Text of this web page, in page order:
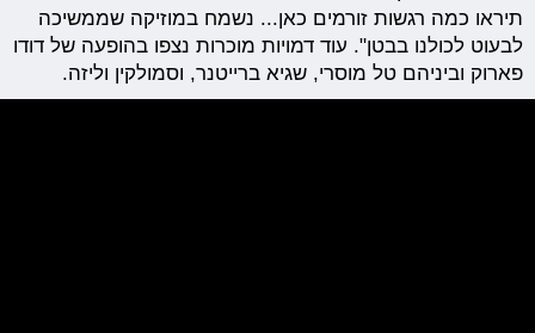
תיראו כמה רגשות זורמים כאן... נשמח במוזיקה שממשיכה
לבעוט לכולנו בבטן". עוד דמויות מוכרות נצפו בהופעה של דודו
פארוק וביניהם טל מוסרי, שגיא ברייטנר, וסמולקין וליזה.